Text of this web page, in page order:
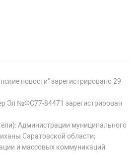
новости" зарегистрировано 29
Эл №ФС77-84471 зарегистрирован
Администрации муниципального
Саратовской области;
и массовых коммуникаций